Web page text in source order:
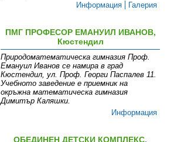
Информация
Галерия
ПМГ ПРОФЕСОР ЕМАНУИЛ ИВАНОВ,
Кюстендил
Природоматематическа гимназия Проф.
Емануил Иванов се намира в град
Кюстендил, ул. Проф. Георги Паспалев 11.
Учебното заведение е приемник на
окръжна математическа гимназия
Димитър Каляшки.
Информация
ОБЕДИНЕН ДЕТСКИ КОМПЛЕКС,